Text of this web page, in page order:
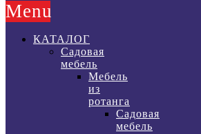
Menu
КАТАЛОГ
Садовая
мебель
Мебель
из
ротанга
Садовая
мебель